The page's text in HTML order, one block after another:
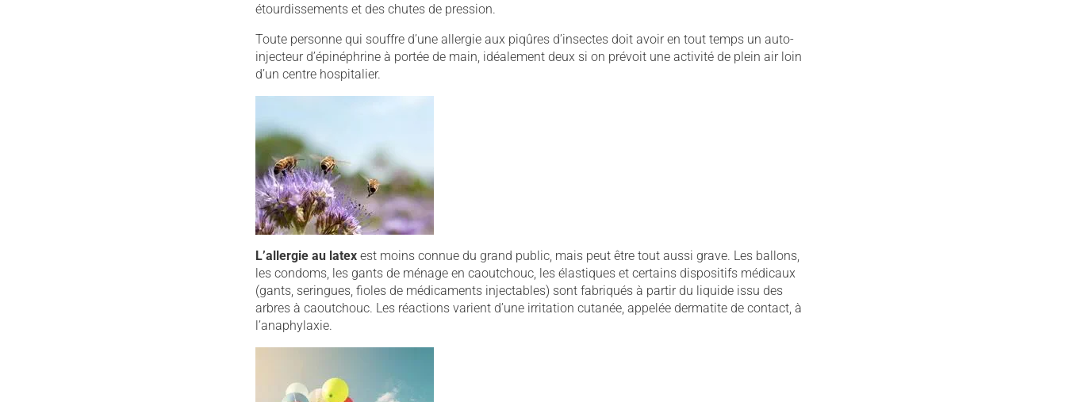
étourdissements et des chutes de pression.
Toute personne qui souffre d’une allergie aux piqûres d’insectes doit avoir en tout temps un auto-
injecteur d’épinéphrine à portée de main, idéalement deux si on prévoit une activité de plein air loin
d’un centre hospitalier.
L’allergie au latex est moins connue du grand public, mais peut être tout aussi grave. Les ballons,
les condoms, les gants de ménage en caoutchouc, les élastiques et certains dispositifs médicaux
(gants, seringues, fioles de médicaments injectables) sont fabriqués à partir du liquide issu des
arbres à caoutchouc. Les réactions varient d’une irritation cutanée, appelée dermatite de contact, à
l’anaphylaxie.